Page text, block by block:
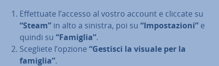
Ef­fet­tua­te l’accesso al vostro account e cliccate su
“Steam” in alto a sinistra, poi su “Im­po­sta­zio­ni” e
quindi su “Famiglia”.
Scegliete l’opzione “Gestisci la visuale per la
famiglia”.